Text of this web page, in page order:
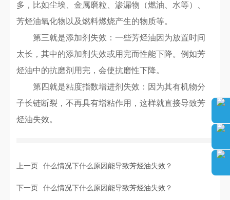
多，比如尘埃、金属磨粒、渗漏物（燃油、水等）、
芳烃油氧化物以及燃料燃烧产生的物质等。
第三就是添加剂失效：一些芳烃油因为放置时间
太长，其中的添加剂失效或用完而性能下降。例如芳
烃油中的抗磨剂用完，会使抗磨性下降。
第四就是粘度指数增进剂失效：因为其有机物分
子长链断裂，不再具有增粘作用，这样就直接导致芳
烃油失效。
上一页 什么情况下什么原因能导致芳烃油失效？
下一页 什么情况下什么原因能导致芳烃油失效？